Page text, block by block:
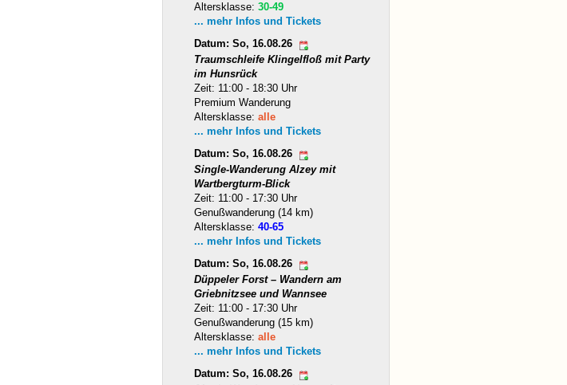
Altersklasse:30-49
... mehr Infos und Tickets
Datum: So, 16.08.26
Traumschleife Klingelfloß mit Party
im Hunsrück
Zeit: 11:00 - 18:30 Uhr
Premium Wanderung
Altersklasse:alle
... mehr Infos und Tickets
Datum: So, 16.08.26
Single-Wanderung Alzey mit
Wartbergturm-Blick
Zeit: 11:00 - 17:30 Uhr
Genußwanderung (14 km)
Altersklasse:40-65
... mehr Infos und Tickets
Datum: So, 16.08.26
Düppeler Forst – Wandern am
Griebnitzsee und Wannsee
Zeit: 11:00 - 17:30 Uhr
Genußwanderung (15 km)
Altersklasse:alle
... mehr Infos und Tickets
Datum: So, 16.08.26